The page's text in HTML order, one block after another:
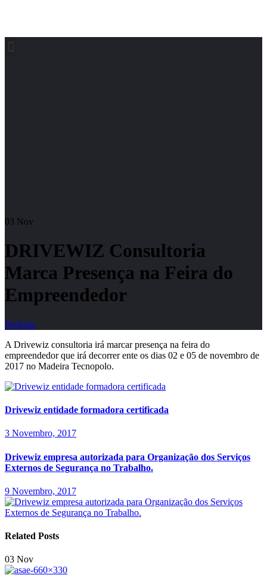
03 Nov
DRIVEWIZ Consultoria
Marca Presença na Feira do
Empreendedor
Notícias
A Drivewiz consultoria irá marcar presença na feira do
empreendedor que irá decorrer ente os dias 02 e 05 de novembro de
2017 no Madeira Tecnopolo.
Drivewiz entidade formadora certificada
3 Novembro, 2017
Drivewiz empresa autorizada para Organização dos Serviços
Externos de Segurança no Trabalho.
9 Novembro, 2017
Related Posts
03 Nov